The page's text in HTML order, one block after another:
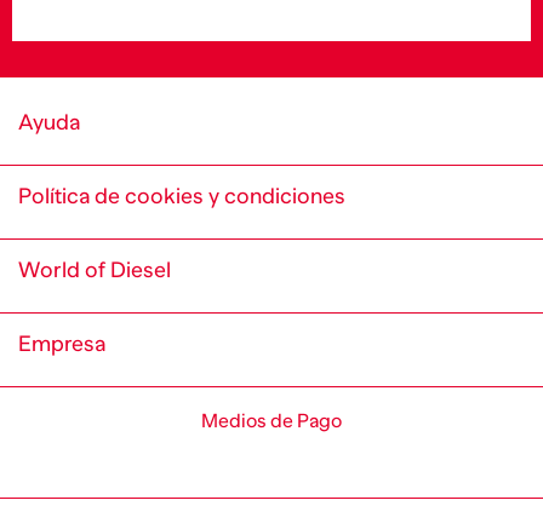
Ayuda
Política de cookies y condiciones
World of Diesel
Empresa
Medios de Pago